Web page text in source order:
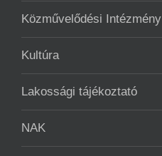
Közművelődési Intézmény
Kultúra
Lakossági tájékoztató
NAK